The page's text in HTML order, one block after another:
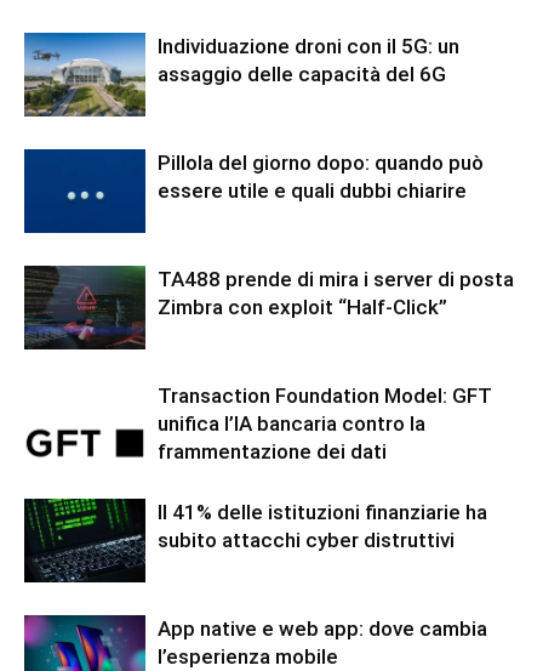
Individuazione droni con il 5G: un
assaggio delle capacità del 6G
Pillola del giorno dopo: quando può
essere utile e quali dubbi chiarire
TA488 prende di mira i server di posta
Zimbra con exploit “Half-Click”
Transaction Foundation Model: GFT
unifica l’IA bancaria contro la
frammentazione dei dati
Il 41% delle istituzioni finanziarie ha
subito attacchi cyber distruttivi
App native e web app: dove cambia
l’esperienza mobile